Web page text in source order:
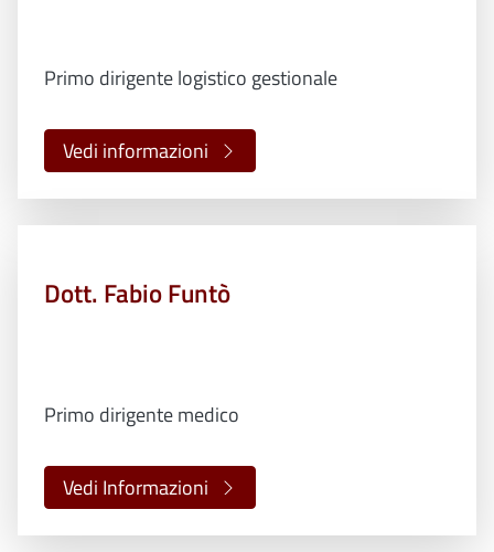
Primo dirigente logistico gestionale
Vedi informazioni
Dott. Fabio Funtò
Primo dirigente medico
Vedi Informazioni